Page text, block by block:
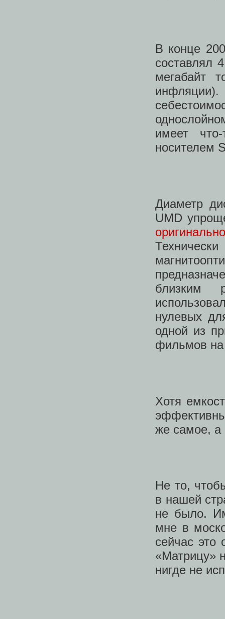
В конце
составлял
мегабайт
имеет
носителем
Диаметр
UMD
близким
нулевых
одной из
фильмов
Хотя
же самое, а
Не то,
в нашей
не было.
мне в
сейчас это
«Матрицу»
нигде не